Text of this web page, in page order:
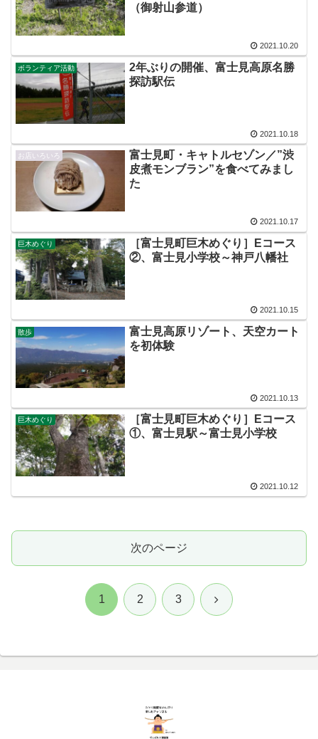
（御射山参道）
2021.10.20
ボランティア活動
2年ぶりの開催、富士見高原名勝
探訪駅伝
2021.10.18
お店いろいろ
富士見町・キャトルセゾン／”渋
皮煮モンブラン”を食べてみまし
た
2021.10.17
巨木めぐり
［富士見町巨木めぐり］Eコース
②、富士見小学校～神戸八幡社
2021.10.15
散歩
富士見高原リゾート、天空カート
を初体験
2021.10.13
巨木めぐり
［富士見町巨木めぐり］Eコース
①、富士見駅～富士見小学校
2021.10.12
次のページ
1 2 3 次